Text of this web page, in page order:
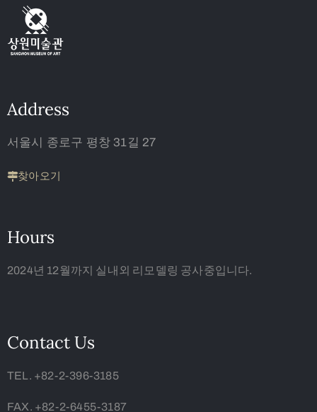
Address
서울시 종로구 평창 31길 27
찾아오기
Hours
2024년 12월까지 실내외 리모델링 공사중입니다.
Contact Us
TEL. +82-2-396-3185
FAX. +82-2-6455-3187